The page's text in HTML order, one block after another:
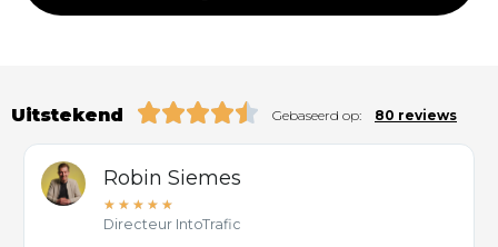
Uitstekend Gebaseerd op: 80 reviews
Robin Siemes
★ ★ ★ ★ ★
Directeur IntoTrafic